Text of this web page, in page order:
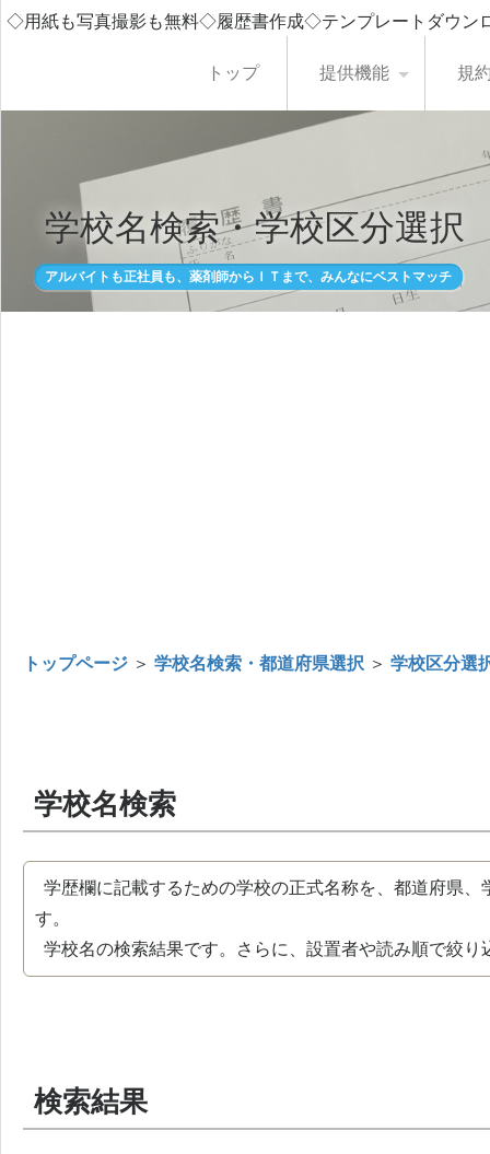
◇用紙も写真撮影も無料◇履歴書作成◇テンプレートダウ
トップ 提供機能 規
学校名検索・学校区分選択
アルバイトも正社員も、薬剤師からＩＴまで、みんなにベストマッチ
トップページ ＞ 学校名検索・都道府県選択 ＞ 学校区分選
学校名検索
学歴欄に記載するための学校の正式名称を、都道府県
す。
学校名の検索結果です。さらに、設置者や読み順で絞り
検索結果